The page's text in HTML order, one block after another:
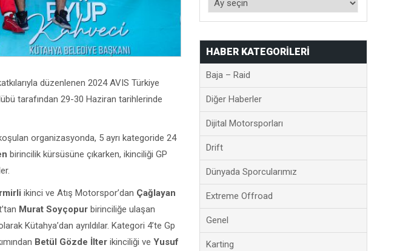
düzenlenen 2024 AVIS Türkiye
tarafından 29-30 Haziran tarihlerinde
organizasyonda, 5 ayrı kategoride 24
birincilik kürsüsüne çıkarken, ikinciliği GP
ikinci ve Atış Motorspor’dan Çağlayan
Murat Soyçopur birinciliğe ulaşan
Kütahya’dan ayrıldılar. Kategori 4’te Gp
Betül Gözde İlter ikinciliği ve Yusuf
HABER KATEGORILERI
Baja – Raid
Diğer Haberler
Dijital Motorsporları
Drift
Dünyada Sporcularımız
Extreme Offroad
Genel
Karting